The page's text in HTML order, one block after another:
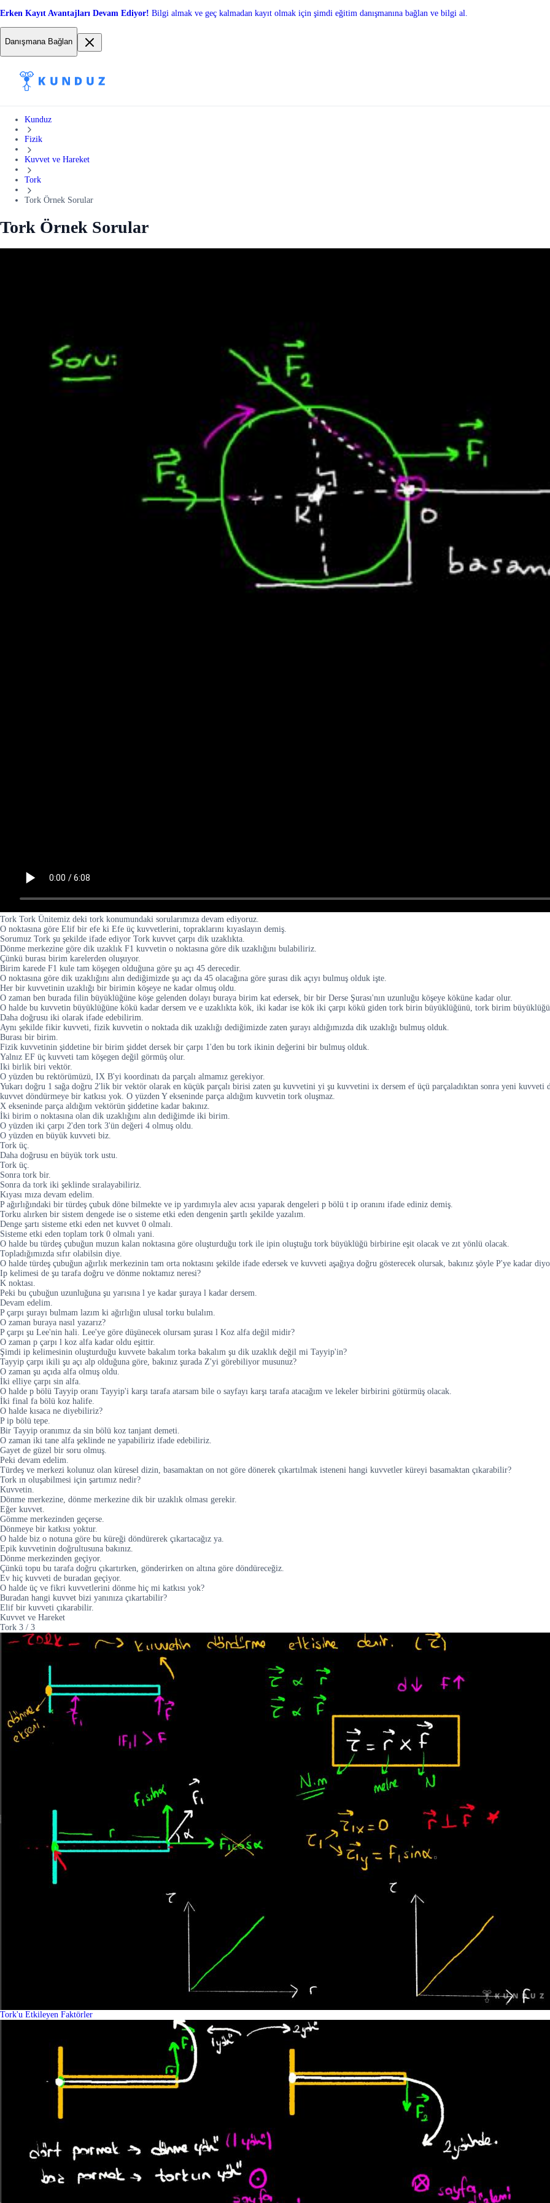
Erken Kayıt Avantajları Devam Ediyor! Bilgi almak ve geç kalmadan kayıt olmak için şimdi eğitim danışmanına bağlan ve bilgi al.
Danışmana Bağlan
Kunduz
Fizik
Kuvvet ve Hareket
Tork
Tork Örnek Sorular
Tork Örnek Sorular
Tork Tork Ünitemiz deki tork konumundaki sorularımıza devam ediyoruz.
O noktasına göre Elif bir efe ki Efe üç kuvvetlerini, topraklarını kıyaslayın demiş.
Sorumuz Tork şu şekilde ifade ediyor Tork kuvvet çarpı dik uzaklıkta.
Dönme merkezine göre dik uzaklık F1 kuvvetin o noktasına göre dik uzaklığını bulabiliriz.
Çünkü burası birim karelerden oluşuyor.
Birim karede F1 kule tam köşegen olduğuna göre şu açı 45 derecedir.
O noktasına göre dik uzaklığını alın dediğimizde şu açı da 45 olacağına göre şurası dik açıyı bulmuş olduk işte.
Her bir kuvvetinin uzaklığı bir birimin köşeye ne kadar olmuş oldu.
O zaman ben burada filin büyüklüğüne köşe gelenden dolayı buraya birim kat edersek, bir bir Derse Şurası'nın uzunluğu köşeye köküne kadar olur.
O halde bu kuvvetin büyüklüğüne kökü kadar dersem ve e uzaklıkta kök, iki kadar ise kök iki çarpı kökü giden tork birin büyüklüğünü, tork birim
Daha doğrusu iki olarak ifade edebilirim.
Aynı şekilde fikir kuvveti, fizik kuvvetin o noktada dik uzaklığı dediğimizde zaten şurayı aldığımızda dik uzaklığı bulmuş olduk.
Burası bir birim.
Fizik kuvvetinin şiddetine bir birim şiddet dersek bir çarpı 1'den bu tork ikinin değerini bir bulmuş olduk.
Yalnız EF üç kuvveti tam köşegen değil görmüş olur.
Iki birlik biri vektör.
O yüzden bu rektörümüzü, IX B'yi koordinatı da parçalı almamız gerekiyor.
Yukarı doğru 1 sağa doğru 2'lik bir vektör olarak en küçük parçalı birisi zaten şu kuvvetini yi şu kuvvetini ix dersem ef üçü parçaladıktan sonra yeni kuvveti
kuvvet döndürmeye bir katkısı yok. O yüzden Y ekseninde parça aldığım kuvvetin tork oluşmaz.
X ekseninde parça aldığım vektörün şiddetine kadar bakınız.
İki birim o noktasına olan dik uzaklığını alın dediğimde iki birim.
O yüzden iki çarpı 2'den tork 3'ün değeri 4 olmuş oldu.
O yüzden en büyük kuvveti biz.
Tork üç.
Daha doğrusu en büyük tork ustu.
Tork üç.
Sonra tork bir.
Sonra da tork iki şeklinde sıralayabiliriz.
Kıyası mıza devam edelim.
P ağırlığındaki bir türdeş çubuk döne bilmekte ve ip yardımıyla alev acısı yaparak dengeleri p bölü t ip oranını ifade ediniz demiş.
Torku alırken bir sistem dengede ise o sisteme etki eden dengenin şartlı şekilde yazalım.
Denge şartı sisteme etki eden net kuvvet 0 olmalı.
Sisteme etki eden toplam tork 0 olmalı yani.
O halde bu türdeş çubuğun muzun kalan noktasına göre oluşturduğu tork ile ipin oluştuğu tork büyüklüğü birbirine eşit olacak ve zıt yönlü olacak.
Topladığımızda sıfır olabilsin diye.
O halde türdeş çubuğun ağırlık merkezinin tam orta noktasını şekilde ifade edersek ve kuvveti aşağıya doğru gösterecek olursak, bakınız şöyle P'ye kadar
Ip kelimesi de şu tarafa doğru ve dönme noktamız neresi?
K noktası.
Peki bu çubuğun uzunluğuna şu yarısına l ye kadar şuraya l kadar dersem.
Devam edelim.
P çarpı şurayı bulmam lazım ki ağırlığın ulusal torku bulalım.
O zaman buraya nasıl yazarız?
P çarpı şu Lee'nin hali. Lee'ye göre düşünecek olursam şurası l Koz alfa değil midir?
O zaman p çarpı l koz alfa kadar oldu eşittir.
Şimdi ip kelimesinin oluşturduğu kuvvete bakalım torka bakalım şu dik uzaklık değil mi Tayyip'in?
Tayyip çarpı ikili şu açı alp olduğuna göre, bakınız şurada Z'yi görebiliyor musunuz?
O zaman şu açıda alfa olmuş oldu.
İki elliye çarpı sin alfa.
O halde p bölü Tayyip oranı Tayyip'i karşı tarafa atarsam bile o sayfayı karşı tarafa atacağım ve lekeler birbirini götürmüş olacak.
İki final fa bölü koz halife.
O halde kısaca ne diyebiliriz?
P ip bölü tepe.
Bir Tayyip oranımız da sin bölü koz tanjant demeti.
O zaman iki tane alfa şeklinde ne yapabiliriz ifade edebiliriz.
Gayet de güzel bir soru olmuş.
Peki devam edelim.
Türdeş ve merkezi kolunuz olan küresel dizin, basamaktan on not göre dönerek çıkartılmak isteneni hangi kuvvetler küreyi basamaktan çıkarabilir?
Tork ın oluşabilmesi için şartımız nedir?
Kuvvetin.
Dönme merkezine, dönme merkezine dik bir uzaklık olması gerekir.
Eğer kuvvet.
Gömme merkezinden geçerse.
Dönmeye bir katkısı yoktur.
O halde biz o notuna göre bu küreği döndürerek çıkartacağız ya.
Epik kuvvetinin doğrultusuna bakınız.
Dönme merkezinden geçiyor.
Çünkü topu bu tarafa doğru çıkartırken, gönderirken on altına göre döndüreceğiz.
Ev hiç kuvveti de buradan geçiyor.
O halde üç ve fikri kuvvetlerini dönme hiç mi katkısı yok?
Buradan hangi kuvvet bizi yanınıza çıkartabilir?
Elif bir kuvveti çıkarabilir.
Kuvvet ve Hareket
Tork 3 / 3
Tork'u Etkileyen Faktörler